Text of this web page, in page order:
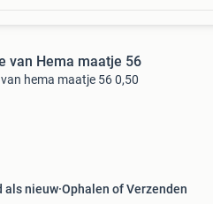
van Hema maatje 56
hema maatje 56 0,50
als nieuw Ophalen of Verzenden